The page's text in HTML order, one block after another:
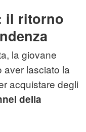
il ritorno
la giovane
aver lasciato la
acquistare degli
della